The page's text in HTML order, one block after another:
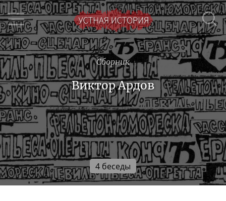
Сборник
Виктор Ардов
4 беседы